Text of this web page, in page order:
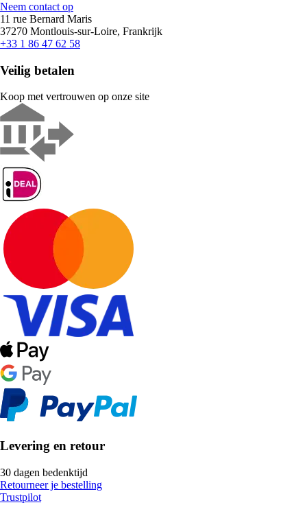
Neem contact op
11 rue Bernard Maris
37270 Montlouis-sur-Loire, Frankrijk
+33 1 86 47 62 58
Veilig betalen
Koop met vertrouwen op onze site
Levering en retour
30 dagen bedenktijd
Retourneer je bestelling
Trustpilot